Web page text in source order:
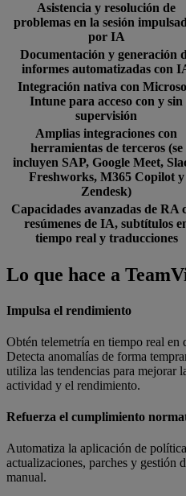
Asistencia y resolución de
problemas en la sesión
por IA
Documentación y generación
informes automatizadas con
Integración nativa con
Intune para acceso con y sin
supervisión
Amplias integraciones con
herramientas de terceros (se
incluyen SAP, Google Meet,
Freshworks, M365 Copilot y
Zendesk)
Capacidades avanzadas de RA
resúmenes de IA, subtítulos
tiempo real y traducciones
Lo que hace a
Impulsa el rendimiento
Obtén telemetría en tiempo real en
Detecta anomalías de forma
utiliza las tendencias para mejorar
actividad y el rendimiento.
Refuerza el cumplimiento
Automatiza la aplicación de
actualizaciones, parches y gestión
manual.